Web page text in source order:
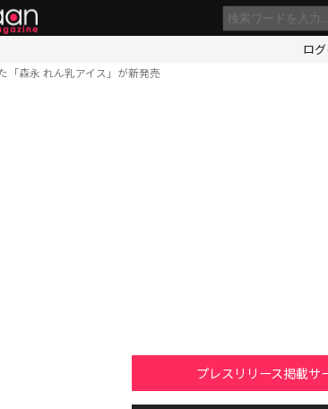
ロ
「森永 れん乳アイス」が新発売
プレスリリース掲載サ